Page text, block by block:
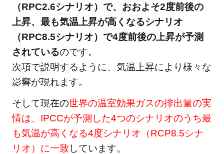
（RPC2.6シナリオ）で、おおよそ2度前後の
上昇、最も気温上昇が高くなるシナリオ
（RPC8.5シナリオ）で4度前後の上昇が予測
されているのです。
次項で説明するように、気温上昇により様々な
影響が現れます。
そして現在の世界の温室効果ガスの排出量の実
情は、IPCCが予測した4つのシナリオのうち最
も気温が高くなる4度シナリオ（RCP8.5シナ
リオ）に一致しています。